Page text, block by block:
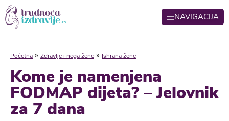
NAVIGACIJA
Početna » Zdravlje i nega žene » Ishrana žene
Kome je namenjena
FODMAP dijeta? – Jelovnik
za 7 dana